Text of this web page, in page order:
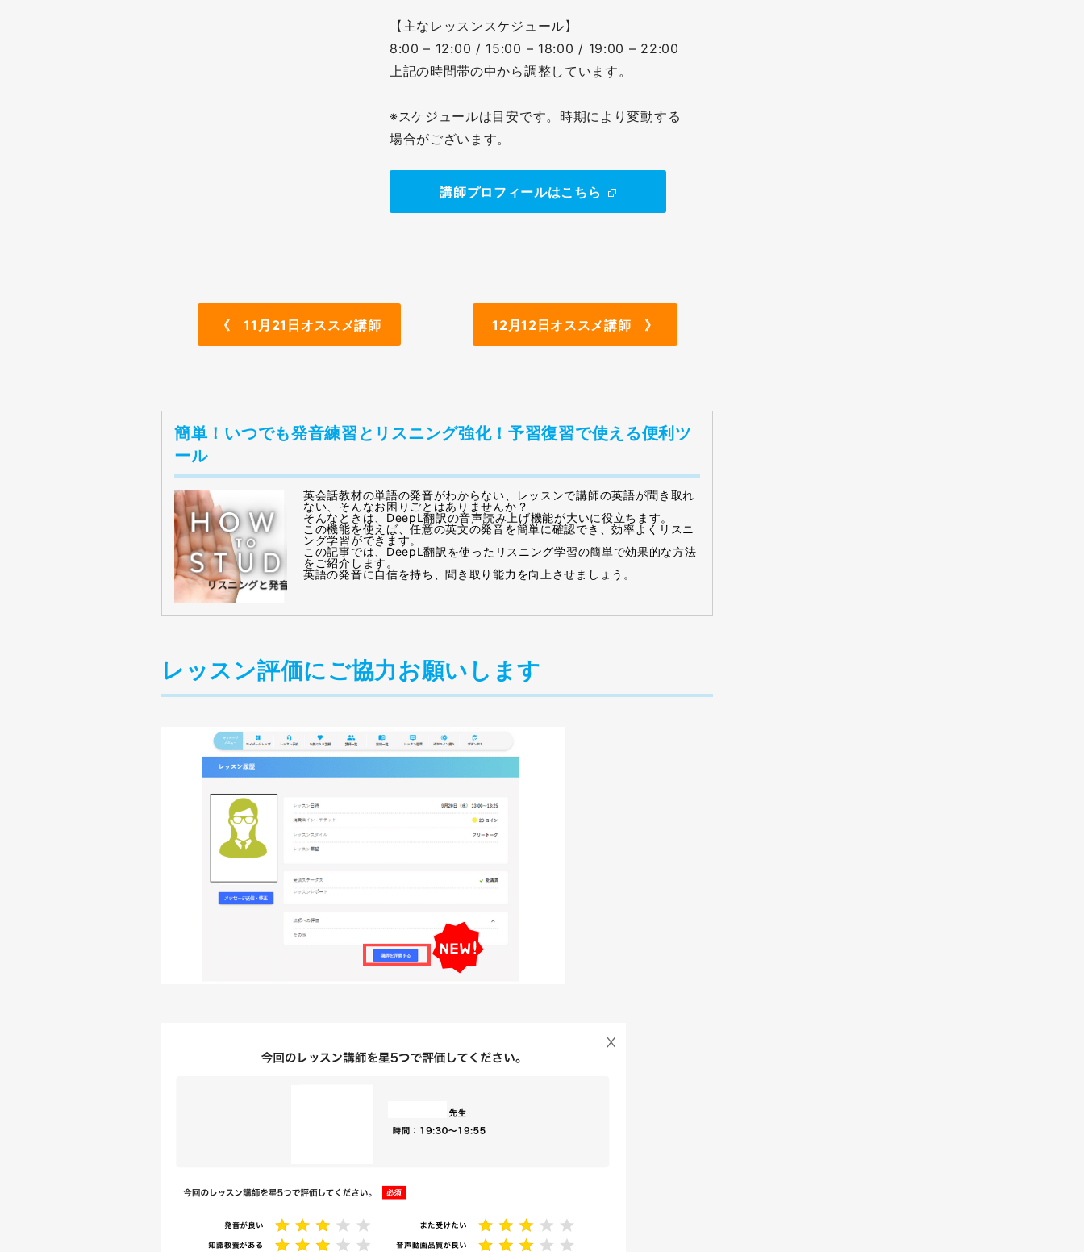
【主なレッスンスケジュール】
8:00 – 12:00 / 15:00 – 18:00 / 19:00 – 22:00
上記の時間帯の中から調整しています。
※スケジュールは目安です。時期により変動する
場合がございます。
講師プロフィールはこちら
《 11月21日オススメ講師 12月12日オススメ講師 》
簡単！いつでも発音練習とリスニング強化！予習復習で使える便利ツ
ール
英会話教材の単語の発音がわからない、レッスンで講師の英語が聞き取れ
ない、そんなお困りごとはありませんか？
そんなときは、DeepL翻訳の音声読み上げ機能が大いに役立ちます。
この機能を使えば、任意の英文の発音を簡単に確認でき、効率よくリスニ
ング学習ができます。
この記事では、DeepL翻訳を使ったリスニング学習の簡単で効果的な方法
をご紹介します。
英語の発音に自信を持ち、聞き取り能力を向上させましょう。
レッスン評価にご協力お願いします